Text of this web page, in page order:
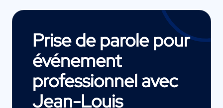
Prise de parole pour
événement
professionnel avec
Jean-Louis